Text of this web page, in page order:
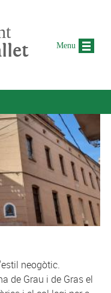
neogòtic.
de Grau i de Gras el
Menu